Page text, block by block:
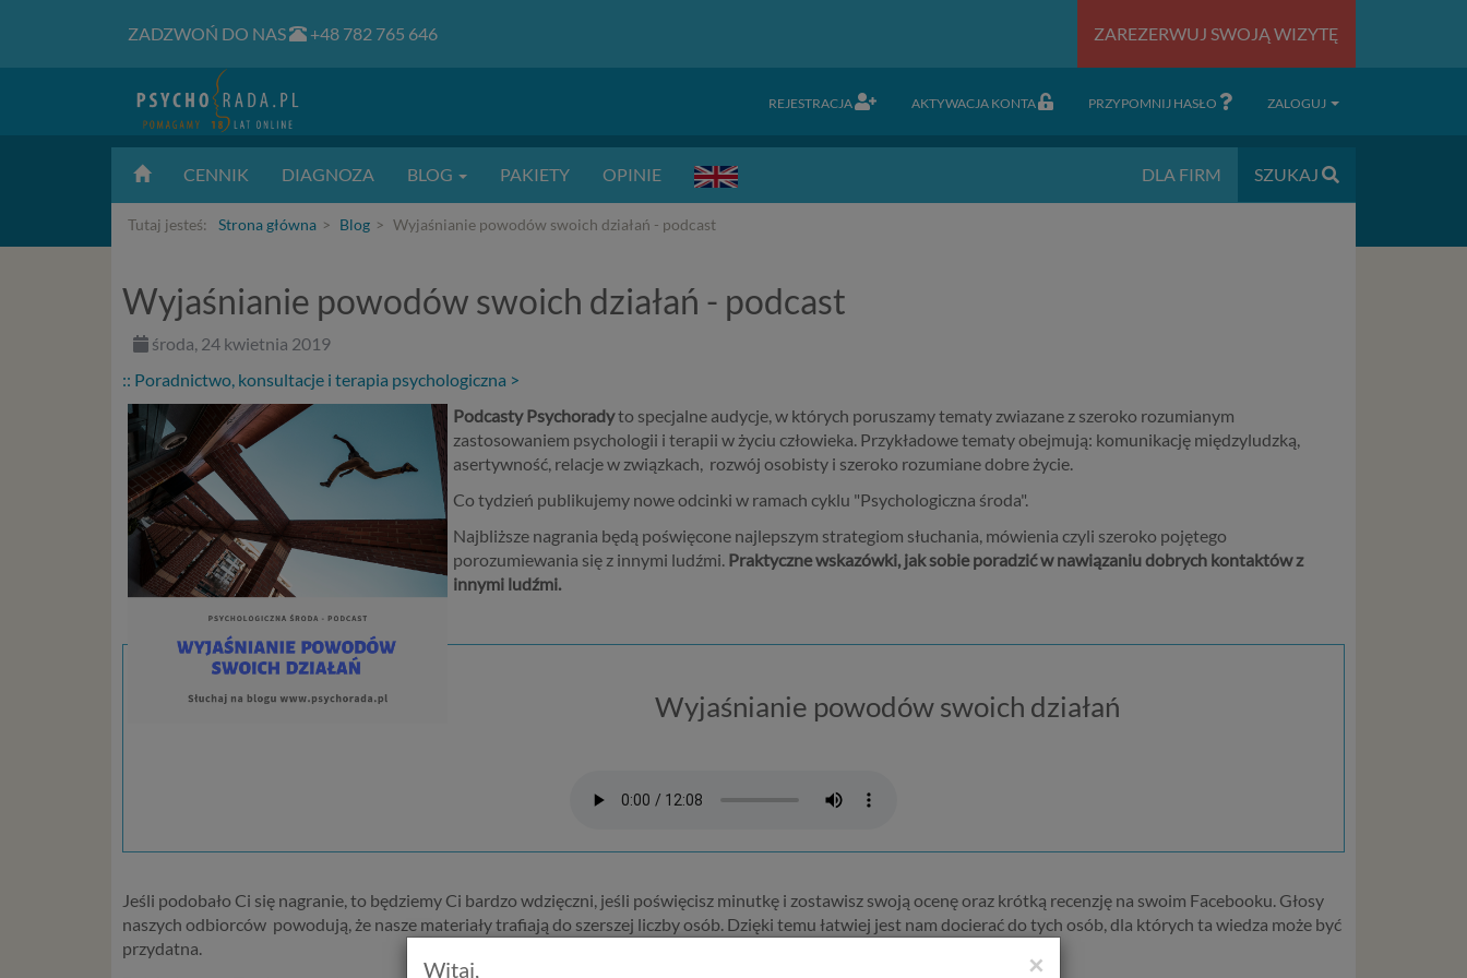
ZADZWOŃ DO NAS +48 782 765 646 ZAREZERWUJ SWOJĄ WIZYTĘ
REJESTRACJA AKTYWACJA KONTA PRZYPOMNIJ HASŁO ZALOGUJ
CENNIK DIAGNOZA BLOG PAKIETY OPINIE DLA FIRM SZUKAJ
Tutaj jesteś: Strona główna Blog Wyjaśnianie powodów swoich działań - podcast
Wyjaśnianie powodów swoich działań - podcast
środa, 24 kwietnia 2019
:: Poradnictwo, konsultacje i terapia psychologiczna >
Podcasty Psychoradyto specjalne audycje, w których poruszamy tematy zwiazane z szeroko rozumianym
zastosowaniem psychologii i terapii w życiu człowieka. Przykładowe tematy obejmują: komunikację międzyludzką,
asertywność, relacje w związkach, rozwój osobisty i szeroko rozumiane dobre życie.
Co tydzień publikujemy nowe odcinki w ramach cyklu "Psychologiczna środa".
Najbliższe nagrania będą poświęcone najlepszym strategiom słuchania, mówienia czyli szeroko pojętego
porozumiewania się z innymi ludźmi. Praktyczne wskazówki, jak sobie poradzić w nawiązaniu dobrych kontaktów z
innymi ludźmi.
Wyjaśnianie powodów swoich działań
Jeśli podobało Ci się nagranie, to będziemy Ci bardzo wdzięczni, jeśli poświęcisz minutkę i zostawisz swoją ocenę oraz krótką recenzję na swoim Facebooku. Głosy
naszych odbiorców powodują, że nasze materiały trafiają do szerszej liczby osób. Dzięki temu łatwiej jest nam docierać do tych osób, dla których ta wiedza może być
przydatna.
×
Witaj,